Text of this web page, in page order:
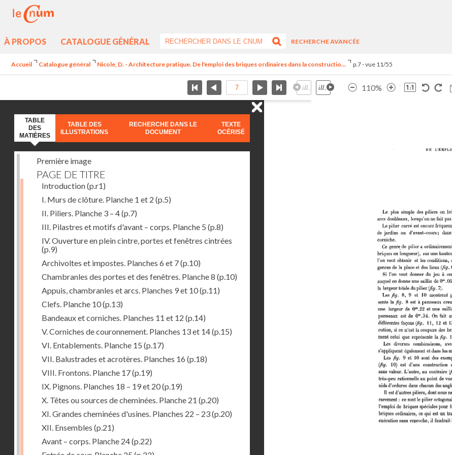
À PROPOS CATALOGUE GÉNÉRAL
RECHERCHE AVANCÉE
Accueil Catalogue général Nicole, D. - Architecture pratique. De l'emploi des briques ordinaires dans la constructio... p.7 - vue 11/55
110%
TABLE
DES
MATIÈRES
TABLE DES
ILLUSTRATIONS
RECHERCHE DANS LE
DOCUMENT
TEXTE
OCÉRISÉ
Première image
PAGE DE TITRE
Introduction(p.r1)
I. Murs de clôture. Planche 1 et 2 (p.5)
II. Piliers. Planche 3 – 4(p.7)
III. Pilastres et motifs d'avant – corps. Planche 5 (p.8)
IV. Ouverture en plein cintre, portes et fenêtres cintrées
(p.9)
Archivoltes et impostes. Planches 6 et 7(p.10)
Chambranles des portes et des fenêtres. Planche 8 (p.10)
Appuis, chambranles et arcs. Planches 9 et 10(p.11)
Clefs. Planche 10(p.13)
Bandeaux et corniches. Planches 11 et 12 (p.14)
V. Corniches de couronnement. Planches 13 et 14(p.15)
VI. Entablements. Planche 15 (p.17)
VII. Balustrades et acrotères. Planches 16 (p.18)
VIII. Frontons. Planche 17(p.19)
IX. Pignons. Planches 18 – 19 et 20(p.19)
X. Têtes ou sources de cheminées. Planche 21 (p.20)
XI. Grandes cheminées d'usines. Planches 22 – 23(p.20)
XII. Ensembles (p.21)
Avant – corps. Planche 24(p.22)